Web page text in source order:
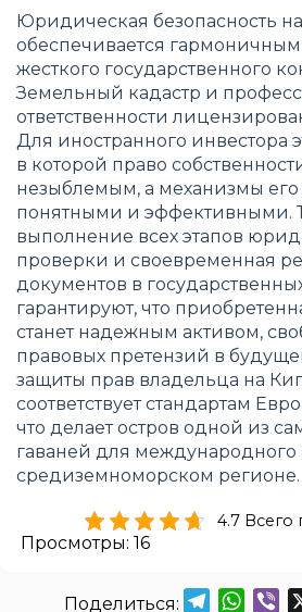
Юридическая безопасность
обеспечивается
жесткого государственного
Земельный кадастр и
ответственности
Для иностранного инвестора
в которой право
незыблемым, а механизмы
понятными и эффективными.
выполнение всех этапов
проверки и своевременная
документов в
гарантируют, что
станет надежным активом,
правовых претензий в
защиты прав владельца на
соответствует стандартам
что делает остров одной из
гаваней для международного
средиземноморском регионе.
4.7 Всего
Просмотры: 16
Telegram